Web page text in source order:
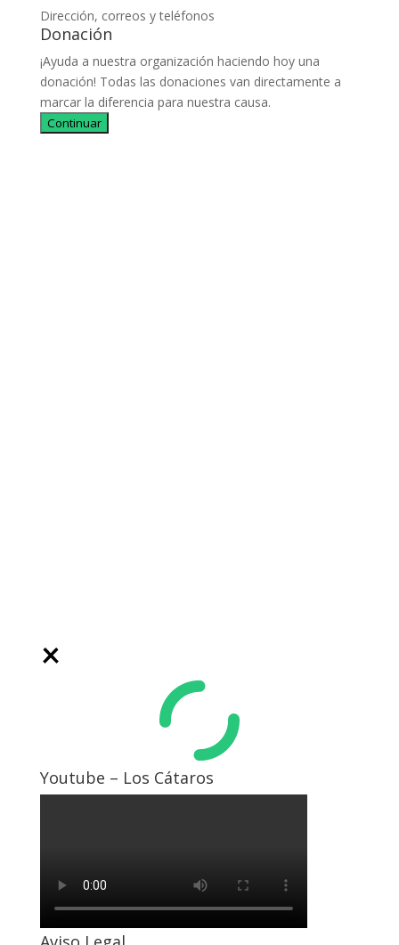
Dirección, correos y teléfonos
Donación
¡Ayuda a nuestra organización haciendo hoy una
donación! Todas las donaciones van directamente a
marcar la diferencia para nuestra causa.
Continuar
Youtube – Los Cátaros